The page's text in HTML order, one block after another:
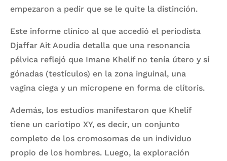
empezaron a pedir que se le quite la distinción.
Este informe clínico al que accedió el periodista
Djaffar Ait Aoudia detalla que una resonancia
pélvica reflejó que Imane Khelif no tenía útero y sí
gónadas (testículos) en la zona inguinal, una
vagina ciega y un micropene en forma de clítoris.
Además, los estudios manifestaron que Khelif
tiene un cariotipo XY, es decir, un conjunto
completo de los cromosomas de un individuo
propio de los hombres. Luego, la exploración